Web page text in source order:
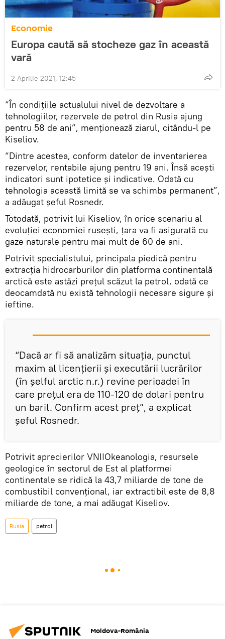
Economie
Europa caută să stocheze gaz în această
vară
2 Aprilie 2021, 12:45
“În condițiile actualului nivel de dezvoltare a
tehnologiilor, rezervele de petrol din Rusia ajung
pentru 58 de ani”, menționează ziarul, citându-l pe
Kiseliov.
“Dintre acestea, conform datelor de inventarierea
rezervelor, rentabile ajung pentru 19 ani. Însă acești
indicatori sunt ipotetice și indicative. Odată cu
tehnologia această limită se va schimba permanent”,
a adăugat șeful Rosnedr.
Totodată, potrivit lui Kiseliov, în orice scenariu al
evoluției economiei rusești, țara va fi asigurată cu
gaze naturale pentru mai mult de 60 de ani.
Potrivit specialistului, principala piedică pentru
extracția hidrocarburilor din platforma continentală
arctică este astăzi prețul scăzut la petrol, odată ce
deocamdată nu există tehnologii necesare sigure și
ieftine.
“Dacă ar fi să analizăm situația, punctul
maxim al licențierii și executării lucrărilor
(în șelful arctic n.r.) revine perioadei în
care prețul era de 110-120 de dolari pentru
un baril. Confirm acest preț”, a explicat
șeful Rosnedr.
Potrivit aprecierilor VNIIOkeanologia, resursele
geologice în sectorul de Est al platformei
continentale se ridică la 43,7 miliarde de tone de
combustibil convențional, iar extractibil este de 8,8
miliarde de tone, a mai adăugat Kiseliov.
Rusia petrol
Moldova-România